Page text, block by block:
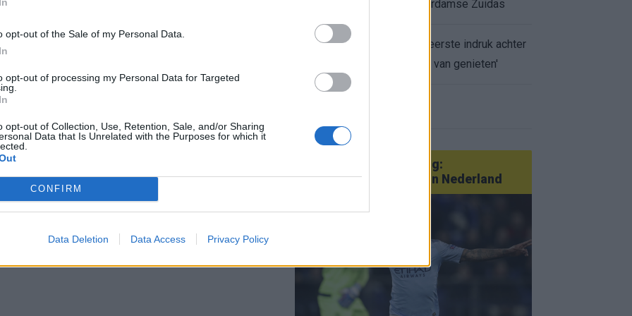
opt-out of the Sale of my Personal Data.
opt-out of processing my Personal Data for Targeted
opt-out of Collection, Use, Retention, Sale, and/or Sharing
Data that Is Unrelated with the Purposes for which it
CONFIRM
Data Deletion Data Access Privacy Policy
League? Dit zijn de belangrijke data
terugkeer: NEC onderzoekt komst van Ajax-icoon
appartement op Amsterdamse Zuidas
Marcos Leonardo laat eerste indruk achter
bij Ajax: 'Hier gaan fans van genieten'
Van Götze tot Sterling:
statementtransfers in Nederland